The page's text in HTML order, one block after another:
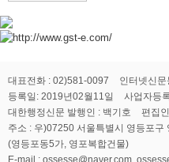
해자지...
대표전화 : 02)581-0097
인터넷신
등록일: 2019년02월11일
사업자등
대한행정신문 발행인 : 백기호
편집
주소 : 우)07250 서울특별시 영등포구
(영등포동5가, 영포복합건물)
E-mail : ossesse@naver.com,